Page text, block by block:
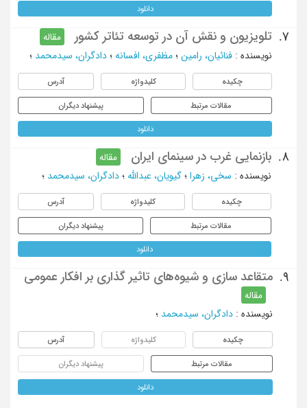
دانلود
7. تلویزیون و نقش آن در توسعه تئاتر کشور
مقاله
نویسنده : فنائیان، رامین ؛ مظفری، افسانه ؛ دادگران، سیدمحمد ؛
چکیده کلیدواژه آدرس
مقالات مرتبط پیشنهاد دیگران
دانلود
8. بازنمایی غرب در سینمای ایران
مقاله
نویسنده : سخی، زهرا ؛ گیویان، عبدالله ؛ دادگران، سیدمحمد ؛
چکیده کلیدواژه آدرس
مقالات مرتبط پیشنهاد دیگران
دانلود
9. متقاعد سازی و شیوه‌های تاثیر گذاری بر افکار عمومی
مقاله
نویسنده : دادگران، سیدمحمد ؛
چکیده کلیدواژه آدرس
مقالات مرتبط پیشنهاد دیگران
دانلود